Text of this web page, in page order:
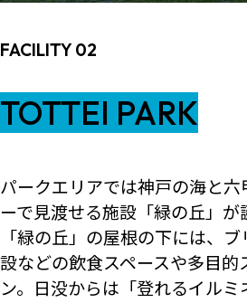
FACILITY 02
TOTTEI PARK
パークエリアでは神戸の海と
ーで見渡せる施設「緑の丘」が
「緑の丘」の屋根の下には、
設などの飲食スペースや多目的
ン。日没からは「登れるイル